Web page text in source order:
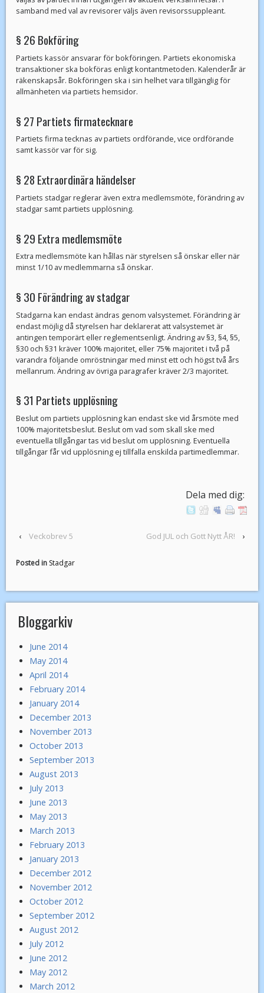
samband med val av revisorer väljs även revisorssuppleant.
§ 26 Bokföring
Partiets kassör ansvarar för bokföringen. Partiets ekonomiska
transaktioner ska bokföras enligt kontantmetoden. Kalenderår är
räkenskapsår. Bokföringen ska i sin helhet vara tillgänglig för
allmänheten via partiets hemsidor.
§ 27 Partiets firmatecknare
Partiets firma tecknas av partiets ordförande, vice ordförande
samt kassör var för sig.
§ 28 Extraordinära händelser
Partiets stadgar reglerar även extra medlemsmöte, förändring av
stadgar samt partiets upplösning.
§ 29 Extra medlemsmöte
Extra medlemsmöte kan hållas när styrelsen så önskar eller när
minst 1/10 av medlemmarna så önskar.
§ 30 Förändring av stadgar
Stadgarna kan endast ändras genom valsystemet. Förändring är
endast möjlig då styrelsen har deklarerat att valsystemet är
antingen temporärt eller reglementsenligt. Ändring av §3, §4, §5,
§30 och §31 kräver 100% majoritet, eller 75% majoritet i två på
varandra följande omröstningar med minst ett och högst två års
mellanrum. Ändring av övriga paragrafer kräver 2/3 majoritet.
§ 31 Partiets upplösning
Beslut om partiets upplösning kan endast ske vid årsmöte med
100% majoritetsbeslut. Beslut om vad som skall ske med
eventuella tillgångar tas vid beslut om upplösning. Eventuella
tillgångar får vid upplösning ej tillfalla enskilda partimedlemmar.
Dela med dig:
‹ Veckobrev 5 God JUL och Gott Nytt ÅR! ›
Posted in Stadgar
Bloggarkiv
June 2014
May 2014
April 2014
February 2014
January 2014
December 2013
November 2013
October 2013
September 2013
August 2013
July 2013
June 2013
May 2013
March 2013
February 2013
January 2013
December 2012
November 2012
October 2012
September 2012
August 2012
July 2012
June 2012
May 2012
March 2012